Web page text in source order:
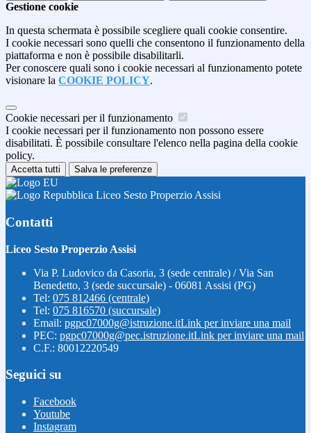
Gestione cookie
In questa schermata è possibile scegliere quali cookie consentire.
I cookie necessari sono quelli che consentono il funzionamento della
piattaforma e non è possibile disabilitarli.
Per conoscere quali sono i cookie necessari al funzionamento potete
visionare la COOKIE POLICY.
Cookie necessari per il funzionamento
I cookie necessari per il funzionamento non possono essere
disabilitati. È possibile consultare l'elenco nella pagina della cookie
policy.
Accetta tutti Salva le preferenze
Liceo Sesto Properzio Assisi
Contatti
Liceo Sesto Properzio Assisi
Via P. Ludovico da Casoria, 3 (sede centrale) / Via San
Benedetto, 3 (sede succursale) - 06081 Assisi (PG)
Tel: 075 812466 (centrale)
Tel: 075 816570 (succursale)
Email: pgpc07000g@istruzione.itLink per inviare una mail
PEC: pgpc07000g@pec.istruzione.itLink per inviare una mail
C.F.: 80012220549
Seguici su
Facebook
Youtube
Instagram